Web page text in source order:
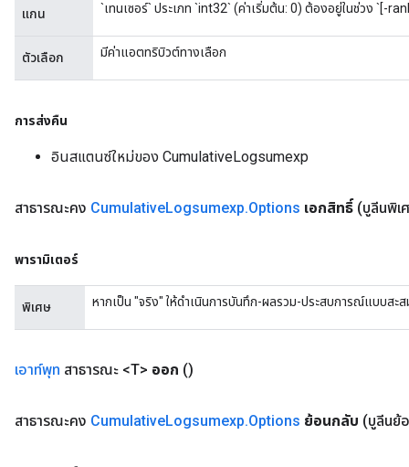
แกน `เทนเซอร์` ประเภท `int32` (ค่าเริ่มต้น: 0) ต้องอยู่ในช่วง `[-
ตัวเลือก มีค่าแอตทริบิวต์ทางเลือก
การส่งคืน
อินสแตนซ์ใหม่ของ CumulativeLogsumexp
สาธารณะคง CumulativeLogsumexp.Options เอกสิทธิ์ (บูลีนพิเ
พารามิเตอร์
พิเศษ หากเป็น "จริง" ให้ดำเนินการบันทึก-ผลรวม-ประสบการณ์แบบสะ
เอาท์พุท สาธารณะ <T> ออก ()
สาธารณะคง CumulativeLogsumexp.Options ย้อนกลับ (บูลีนย้